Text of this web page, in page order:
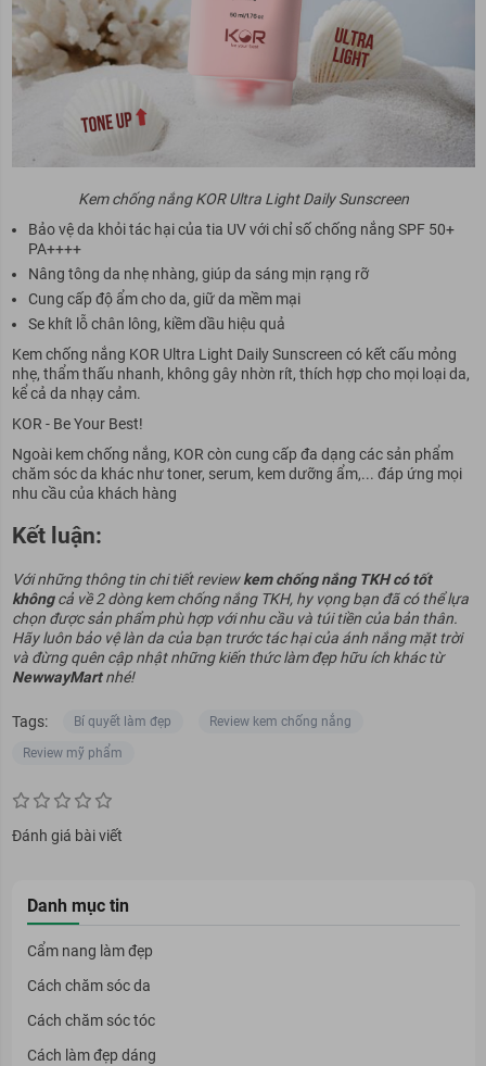
Kem chống nắng KOR Ultra Light Daily Sunscreen
Bảo vệ da khỏi tác hại của tia UV với chỉ số chống nắng SPF 50+
PA++++
Nâng tông da nhẹ nhàng, giúp da sáng mịn rạng rỡ
Cung cấp độ ẩm cho da, giữ da mềm mại
Se khít lỗ chân lông, kiềm dầu hiệu quả
Kem chống nắng KOR Ultra Light Daily Sunscreen có kết cấu mỏng
nhẹ, thẩm thấu nhanh, không gây nhờn rít, thích hợp cho mọi loại da,
kể cả da nhạy cảm.
KOR - Be Your Best!
Ngoài kem chống nắng, KOR còn cung cấp đa dạng các sản phẩm
chăm sóc da khác như toner, serum, kem dưỡng ẩm,... đáp ứng mọi
nhu cầu của khách hàng
Kết luận:
Với những thông tin chi tiết reviewkem chống nắng TKH có tốt
khôngcả về 2 dòng kem chống nắng TKH, hy vọng bạn đã có thể lựa
chọn được sản phẩm phù hợp với nhu cầu và túi tiền của bản thân.
Hãy luôn bảo vệ làn da của bạn trước tác hại của ánh nắng mặt trời
và đừng quên cập nhật những kiến thức làm đẹp hữu ích khác từ
NewwayMartnhé!
Tags: Bí quyết làm đẹp Review kem chống nắng
Review mỹ phẩm
Đánh giá bài viết
Danh mục tin
Cẩm nang làm đẹp
Cách chăm sóc da
Cách chăm sóc tóc
Cách làm đẹp dáng